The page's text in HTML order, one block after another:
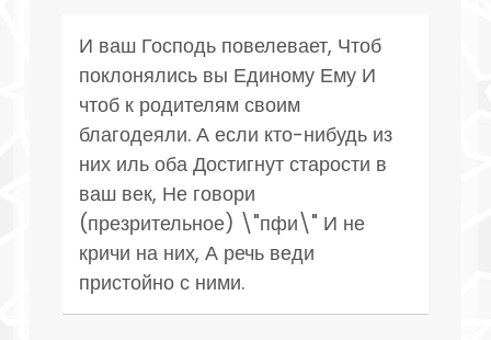
И ваш Господь повелевает, Чтоб
поклонялись вы Единому Ему И
чтоб к родителям своим
благодеяли. А если кто-нибудь из
них иль оба Достигнут старости в
ваш век, Не говори
(презрительное) \"пфи\" И не
кричи на них, А речь веди
пристойно с ними.